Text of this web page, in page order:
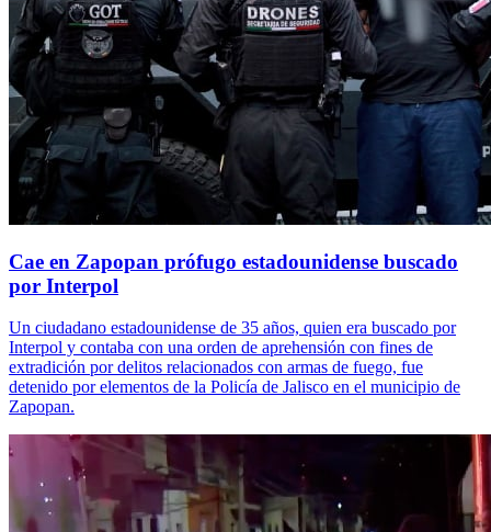
Cae en Zapopan prófugo estadounidense buscado
por Interpol
Un ciudadano estadounidense de 35 años, quien era buscado por
Interpol y contaba con una orden de aprehensión con fines de
extradición por delitos relacionados con armas de fuego, fue
detenido por elementos de la Policía de Jalisco en el municipio de
Zapopan.